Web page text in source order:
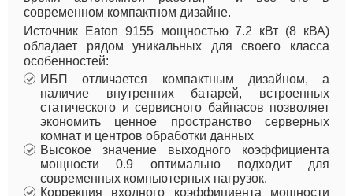
современном компактном дизайне.
Источник Eaton 9155 мощностью 7.2 кВт (8 кВА)
обладает рядом уникальных для своего класса
особенностей:
ИБП отличается компактным дизайном, а
наличие внутренних батарей, встроенных
статического и сервисного байпасов позволяет
экономить ценное пространство серверных
комнат и центров обработки данных
Высокое значение выходного коэффициента
мощности 0.9 оптимально подходит для
современных компьютерных нагрузок.
Коррекция входного коэффициента мощности